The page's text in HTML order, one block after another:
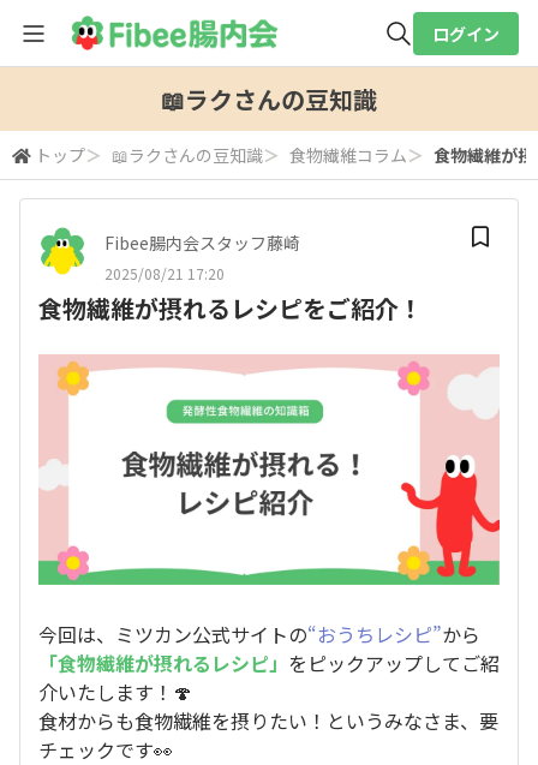
検索
ログイン
📖ラクさんの豆知識
トップ＞ 📖ラクさんの豆知識＞ 食物繊維コラム＞ 食物繊維が
Fibee腸内会スタッフ藤崎
2025/08/21 17:20
食物繊維が摂れるレシピをご紹介！
今回は、ミツカン公式サイトの“おうちレシピ”から
「食物繊維が摂れるレシピ」 をピックアップしてご紹
介いたします！🍄
食材からも食物繊維を摂りたい！というみなさま、要
チェックです👀